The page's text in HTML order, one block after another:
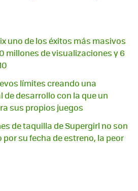
uno de los éxitos más masivos
millones de visualizaciones y 6
límites creando una
desarrollo con la que un
sus propios juegos
de taquilla de Supergirl no son
su fecha de estreno, la peor